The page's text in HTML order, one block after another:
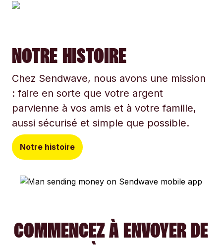
NOTRE HISTOIRE
Chez Sendwave, nous avons une mission
: faire en sorte que votre argent
parvienne à vos amis et à votre famille,
aussi sécurisé et simple que possible.
Notre histoire
COMMENCEZ À ENVOYER DE